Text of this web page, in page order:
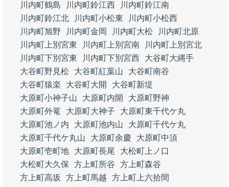
川内町鶴島
川内町鈴江西
川内町鈴江南
川内町鈴江北
川内町小松東
川内町小松西
川内町旭野
川内町金岡 川内町大松
川内町北原
川内町上別宮東
川内町上別宮南
川内町上別宮北
川内町下別宮東
川内町下別宮西
大谷町大縄手
大谷町野見松
大谷町紅葉山
大谷町南谷
大谷町猿楽
大谷町大開
大谷町新堤
大原町小神子山
大原町内開
大原町野神
大原町外篭
大原町大神子
大原町東千代ケ丸
大原町池ノ内
大原町池内山
大原町千代ケ丸
大原町千代ケ丸山
大原町余慶
大原町中須
大原町壱町地
大原町長尾
大松町上ノ口
大松町大久保
方上町所谷
方上町森谷
方上町高坂
方上町馬越
方上町上六拾間